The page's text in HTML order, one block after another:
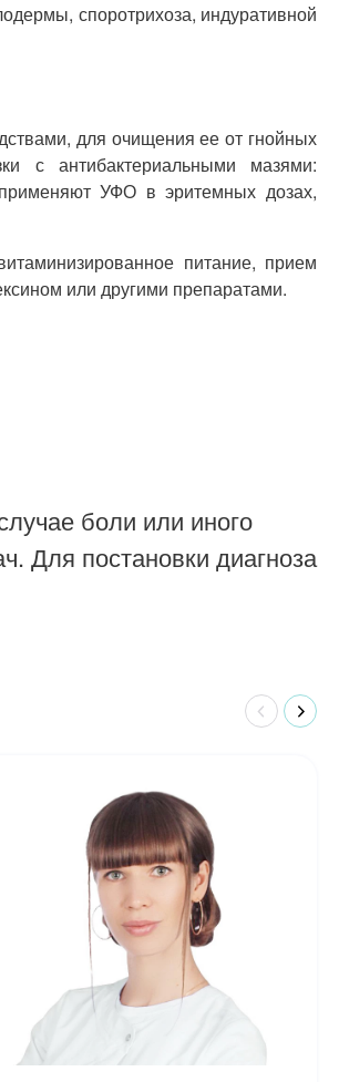
споротрихоза, индуративной
для очищения ее от гнойных
с антибактериальными мазями:
УФО в эритемных дозах,
питание, прием
или другими препаратами.
боли или иного
Для постановки диагноза